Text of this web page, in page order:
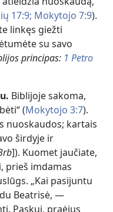
17:9; Mokytojo 7:9).
linkęs giežti
su savo
principas: 1 Petro
Biblijoje sakoma,
(Mokytojo 3:7).
nuoskaudos; kartais
širdyje ir
]). Kuomet jaučiate,
prieš imdamas
„Kai pasijuntu
Beatrisė, —
Paskui, praėjus